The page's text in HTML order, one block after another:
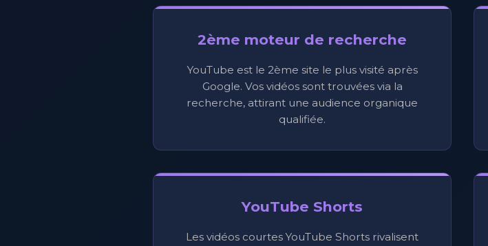
2ème moteur de recherche
YouTube est le 2ème site le plus visité après
Google. Vos vidéos sont trouvées via la
recherche, attirant une audience organique
qualifiée.
YouTube Shorts
Les vidéos courtes YouTube Shorts rivalisent